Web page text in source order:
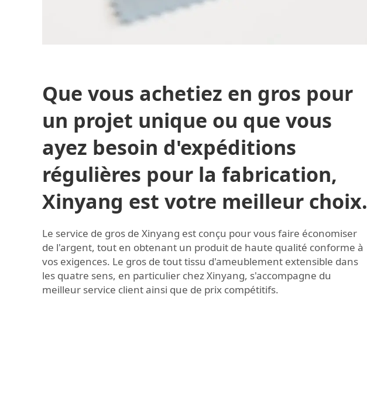
Que vous achetiez en gros pour
un projet unique ou que vous
ayez besoin d'expéditions
régulières pour la fabrication,
Xinyang est votre meilleur choix.
Le service de gros de Xinyang est conçu pour vous faire économiser
de l'argent, tout en obtenant un produit de haute qualité conforme à
vos exigences. Le gros de tout tissu d'ameublement extensible dans
les quatre sens, en particulier chez Xinyang, s'accompagne du
meilleur service client ainsi que de prix compétitifs.